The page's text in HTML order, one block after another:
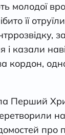
молодої
її
казали
кордон,
Перший
про